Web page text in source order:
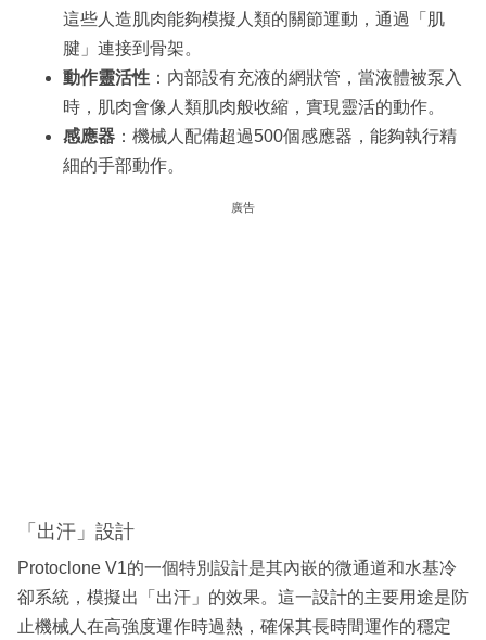
這些人造肌肉能夠模擬人類的關節運動，通過「肌
腱」連接到骨架。
動作靈活性 ：內部設有充液的網狀管，當液體被泵入
時，肌肉會像人類肌肉般收縮，實現靈活的動作。
感應器 ：機械人配備超過500個感應器，能夠執行精
細的手部動作。
廣告
「出汗」設計
Protoclone V1的一個特別設計是其內嵌的微通道和水基冷
卻系統，模擬出「出汗」的效果。這一設計的主要用途是防
止機械人在高強度運作時過熱，確保其長時間運作的穩定